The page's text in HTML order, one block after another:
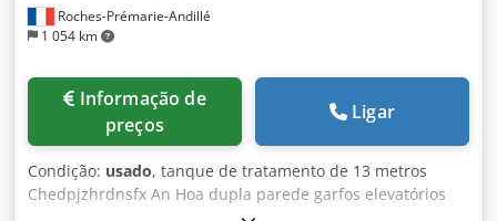
Roches-Prémarie-Andillé
1 054 km
preços
Ligar
Condição: usado, tanque de tratamento de 13 metros
Chedpjzhrdnsfx An Hoa dupla parede garfos elevatórios